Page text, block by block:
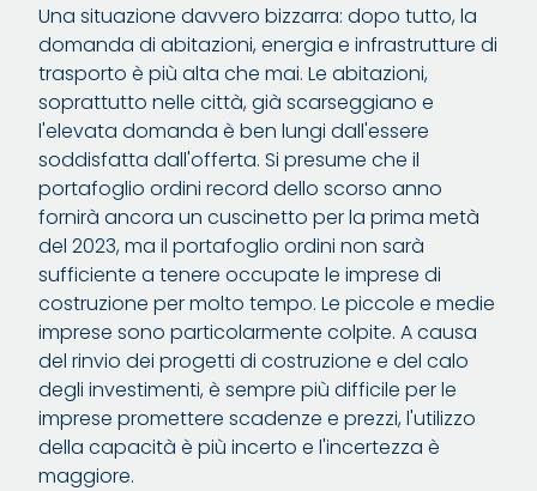
Una situazione davvero bizzarra: dopo tutto, la
domanda di abitazioni, energia e infrastrutture di
trasporto è più alta che mai. Le abitazioni,
soprattutto nelle città, già scarseggiano e
l'elevata domanda è ben lungi dall'essere
soddisfatta dall'offerta. Si presume che il
portafoglio ordini record dello scorso anno
fornirà ancora un cuscinetto per la prima metà
del 2023, ma il portafoglio ordini non sarà
sufficiente a tenere occupate le imprese di
costruzione per molto tempo. Le piccole e medie
imprese sono particolarmente colpite. A causa
del rinvio dei progetti di costruzione e del calo
degli investimenti, è sempre più difficile per le
imprese promettere scadenze e prezzi, l'utilizzo
della capacità è più incerto e l'incertezza è
maggiore.